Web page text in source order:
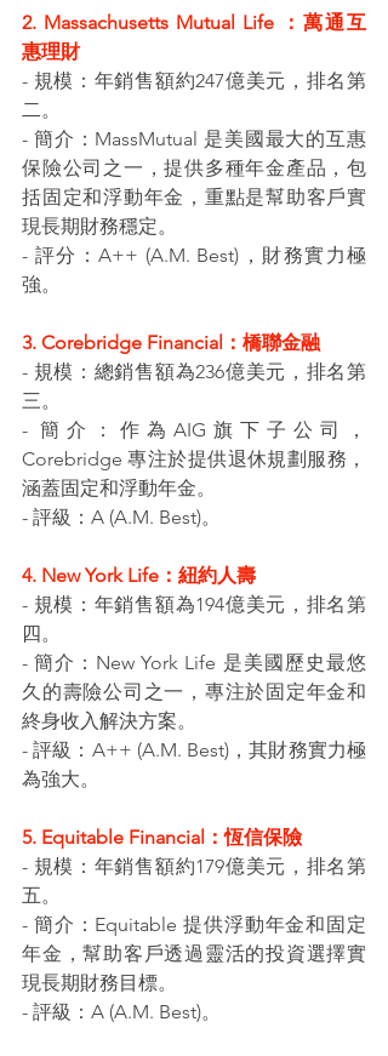
2. Massachusetts Mutual Life ：萬通互
惠理財
- 規模：年銷售額約247億美元，排名第
二。
- 簡介：MassMutual 是美國最大的互惠
保險公司之一，提供多種年金產品，包
括固定和浮動年金，重點是幫助客戶實
現長期財務穩定。
- 評分：A++ (A.M. Best)，財務實力極
強。
3. Corebridge Financial：橋聯金融
- 規模：總銷售額為236億美元，排名第
三。
- 簡介：作為AIG旗下子公司，
Corebridge 專注於提供退休規劃服務，
涵蓋固定和浮動年金。
- 評級：A (A.M. Best)。
4. New York Life：紐約人壽
- 規模：年銷售額為194億美元，排名第
四。
- 簡介：New York Life 是美國歷史最悠
久的壽險公司之一，專注於固定年金和
終身收入解決方案。
- 評級：A++ (A.M. Best)，其財務實力極
為強大。
5. Equitable Financial：恆信保險
- 規模：年銷售額約179億美元，排名第
五。
- 簡介：Equitable 提供浮動年金和固定
年金，幫助客戶透過靈活的投資選擇實
現長期財務目標。
- 評級：A (A.M. Best)。